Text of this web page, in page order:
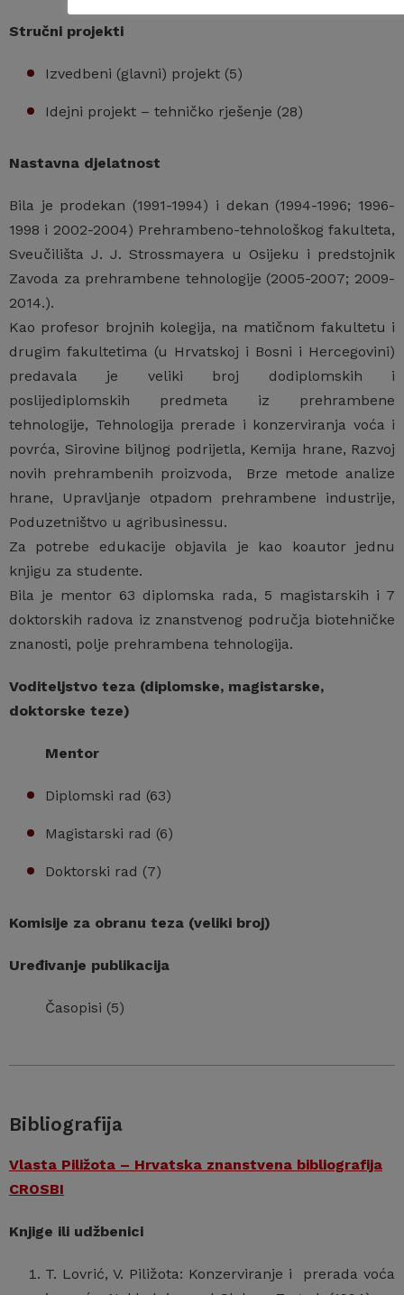
Stručni projekti
Izvedbeni (glavni) projekt (5)
Idejni projekt – tehničko rješenje (28)
Nastavna djelatnost
Bila je prodekan (1991-1994) i dekan (1994-1996; 1996-
1998 i 2002-2004) Prehrambeno-tehnološkog fakulteta,
Sveučilišta J. J. Strossmayera u Osijeku i predstojnik
Zavoda za prehrambene tehnologije (2005-2007; 2009-
2014.).
Kao profesor brojnih kolegija, na matičnom fakultetu i
drugim fakultetima (u Hrvatskoj i Bosni i Hercegovini)
predavala je veliki broj dodiplomskih i
poslijediplomskih predmeta iz prehrambene
tehnologije, Tehnologija prerade i konzerviranja voća i
povrća, Sirovine biljnog podrijetla, Kemija hrane, Razvoj
novih prehrambenih proizvoda, Brze metode analize
hrane, Upravljanje otpadom prehrambene industrije,
Poduzetništvo u agribusinessu.
Za potrebe edukacije objavila je kao koautor jednu
knjigu za studente.
Bila je mentor 63 diplomska rada, 5 magistarskih i 7
doktorskih radova iz znanstvenog područja biotehničke
znanosti, polje prehrambena tehnologija.
Voditeljstvo teza (diplomske, magistarske,
doktorske teze)
Mentor
Diplomski rad (63)
Magistarski rad (6)
Doktorski rad (7)
Komisije za obranu teza (veliki broj)
Uređivanje publikacija
Časopisi (5)
Bibliografija
Vlasta Piližota – Hrvatska znanstvena bibliografija
CROSBI
Knjige ili udžbenici
T. Lovrić, V. Piližota: Konzerviranje i prerada voća